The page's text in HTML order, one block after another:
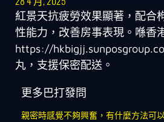
紅景天抗疲勞效果顯著，配合
性能力，改善房事表現。喺香
https://
丸，支援保密配送。
更多巴打發問
親密時感覺不夠興奮，有什麼方法可